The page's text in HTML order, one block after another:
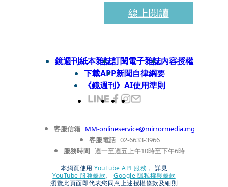
線上閱讀
鏡週刊紙本雜誌訂閱電子雜誌內容授權
下載APP新聞自律綱要
《鏡週刊》AI使用準則
客服信箱 MM-onlineservice@mirrormedia.mg
客服電話 02-6633-3966
服務時間 週一至週五上午10時至下午6時
本網頁使用 YouTube API 服務 ， 詳見
YouTube 服務條款、
Google 隱私權與條款
瀏覽此頁面即代表您同意上述授權條款及細則